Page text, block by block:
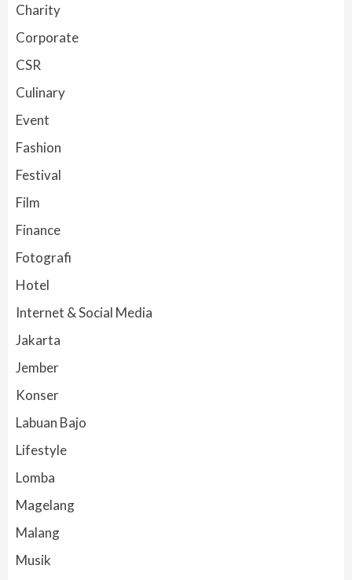
Charity
Corporate
CSR
Culinary
Event
Fashion
Festival
Film
Finance
Fotografi
Hotel
Internet & Social Media
Jakarta
Jember
Konser
Labuan Bajo
Lifestyle
Lomba
Magelang
Malang
Musik